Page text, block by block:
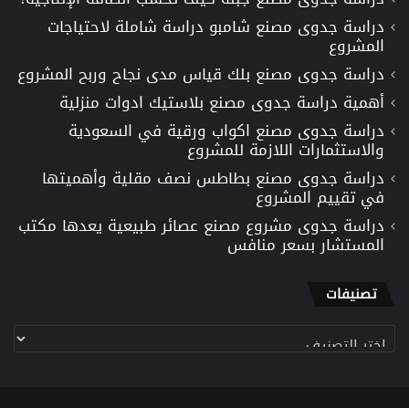
دراسة جدوى مصنع شامبو دراسة شاملة لاحتياجات
المشروع
دراسة جدوى مصنع بلك قياس مدى نجاح وربح المشروع
أهمية دراسة جدوى مصنع بلاستيك ادوات منزلية
دراسة جدوى مصنع اكواب ورقية في السعودية
والاستثمارات اللازمة للمشروع
دراسة جدوى مصنع بطاطس نصف مقلية وأهميتها
في تقييم المشروع
دراسة جدوى مشروع مصنع عصائر طبيعية يعدها مكتب
المستشار بسعر منافس
تصنيفات
تصنيفات